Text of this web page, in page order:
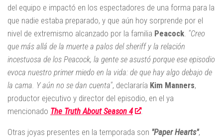
del equipo e impactó en los espectadores de una forma para la
que nadie estaba preparado, y que aún hoy sorprende por el
nivel de extremismo alcanzado por la familia Peacock "Creo
que más allá de la muerte a palos del sheriff y la relación
incestuosa de los Peacock, la gente se asustó porque ese episodio
evoca nuestro primer miedo en la vida: de que hay algo debajo de
la cama. Y aún no se dan cuenta", declararía Kim Manners,
productor ejecutivo y director del episodio, en el ya
mencionado The Truth About Season 4 .
Otras joyas presentes en la temporada son "Paper Hearts",